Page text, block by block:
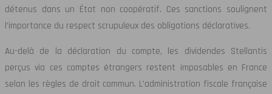
détenus dans un État non coopératif. Ces sanctions soulignent
l’importance du respect scrupuleux des obligations déclaratives.
Au-delà de la déclaration du compte, les dividendes Stellantis
perçus via ces comptes étrangers restent imposables en France
selon les règles de droit commun. L’administration fiscale française